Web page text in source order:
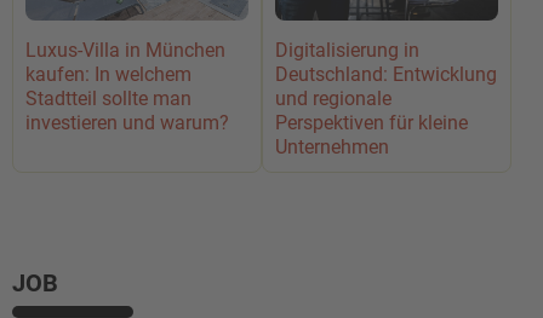
Luxus-Villa in München
kaufen: In welchem
Stadtteil sollte man
investieren und warum?
Digitalisierung in
Deutschland: Entwicklung
und regionale
Perspektiven für kleine
Unternehmen
JOB